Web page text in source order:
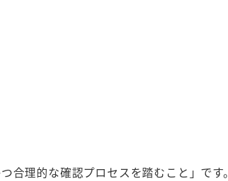
理的な確認プロセスを踏むこと」です。